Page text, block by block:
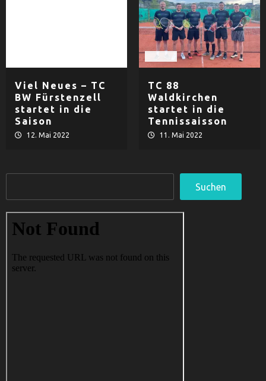
Viel Neues – TC
BW Fürstenzell
startet in die
Saison
12. Mai 2022
TC 88
Waldkirchen
startet in die
Tennissaisson
11. Mai 2022
Suchen